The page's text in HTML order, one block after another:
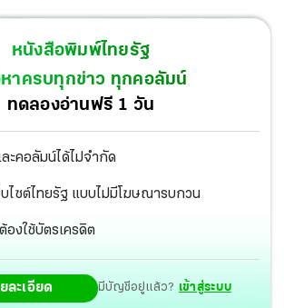
หนังสือพิมพ์ไทยรัฐ
หาครบทุกข่าว ทุกคอลัมน์
ทดลองอ่านฟรี 1 วัน
ะคอลัมน์ได้ไม่จำกัด
บไซต์ไทยรัฐ แบบไม่มีโฆษณารบกวน
องใช้บัตรเครดิต
ละเอียด มีบัญชีอยู่แล้ว? เข้าสู่ระบบ